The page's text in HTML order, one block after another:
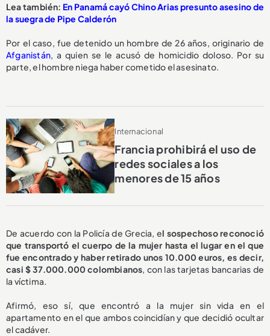
Lea también: En Panamá cayó Chino Arias presunto asesino de
la suegra de Pipe Calderón
Por el caso, fue detenido un hombre de 26 años, originario de
Afganistán, a quien se le acusó de homicidio doloso. Por su
parte, el hombre niega haber cometido el asesinato.
Internacional
Francia prohibirá el uso de
redes sociales a los
menores de 15 años
De acuerdo con la Policía de Grecia, el sospechoso reconoció
que transportó el cuerpo de la mujer hasta el lugar en el que
fue encontrado y haber retirado unos 10.000 euros, es decir,
casi $ 37.000.000 colombianos, con las tarjetas bancarias de
la víctima.
Afirmó, eso sí, que encontró a la mujer sin vida en el
apartamento en el que ambos coincidían y que decidió ocultar
el cadáver.